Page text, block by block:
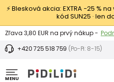
⚡ Blesková akcia: EXTRA −25 %
kód SUN25 · len
Výmena a vrátenie tovaru -
Zobraziť
Zľava 3,80 EUR na prvý nákup -
+420 725 518 759 (Po-Pi: 8-15)
MENU